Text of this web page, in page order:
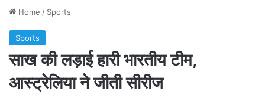
Home / Sports
Sports
साख की लड़ाई हारी भारतीय टीम,
आस्ट्रेलिया ने जीती सीरीज